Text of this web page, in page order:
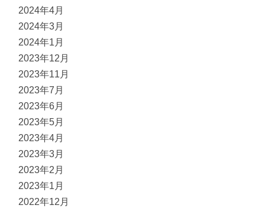
2024年4月
2024年3月
2024年1月
2023年12月
2023年11月
2023年7月
2023年6月
2023年5月
2023年4月
2023年3月
2023年2月
2023年1月
2022年12月